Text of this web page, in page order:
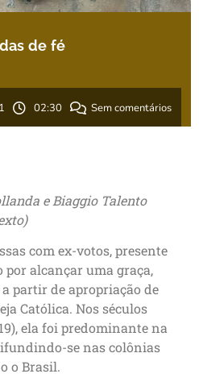
de fé
02:30 Sem comentários
e Biaggio Talento
com ex-votos, presente
por alcançar uma graça,
partir de apropriação de
Católica. Nos séculos
ela foi predominante na
se nas colônias
o Brasil.